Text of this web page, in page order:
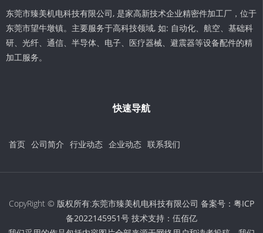
东莞市臻美机电科技有限公司, 是家高新技术企业精密件加工厂，位于
东莞市望牛墩镇。主要服务于高科技领域, 如: 自动化、航空、基础科
研、光纤、通信、半导体、电子、医疗器械、避震器等设备配件的精
加工服务。
快速导航
首页 公司简介 行业动态 企业动态 联系我们
CopyRight © 版权所有:东莞市臻美机电科技有限公司 备案号： 粤ICP
备2022145951号 技术支持： 伍佰亿